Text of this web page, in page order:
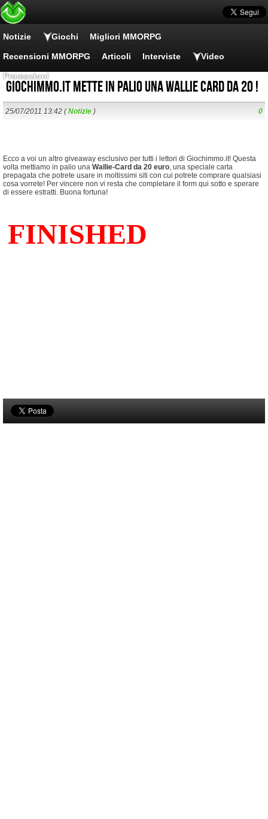
Notizie Giochi Migliori MMORPG
Recensioni MMORPG Articoli Interviste Video
Promozioni
Giochimmo.it mette in palio una Wallie Card da 20 !
25/07/2011 13:42 (Notizie ) 0
Ecco a voi un altro giveaway esclusivo per tutti i lettori di Giochimmo.it! Questa
volta mettiamo in palio una Wallie-Card da 20 euro, una speciale carta
prepagata che potrete usare in moltissimi siti con cui potrete comprare qualsiasi
cosa vorrete! Per vincere non vi resta che completare il form qui sotto e sperare
di essere estratti. Buona fortuna!